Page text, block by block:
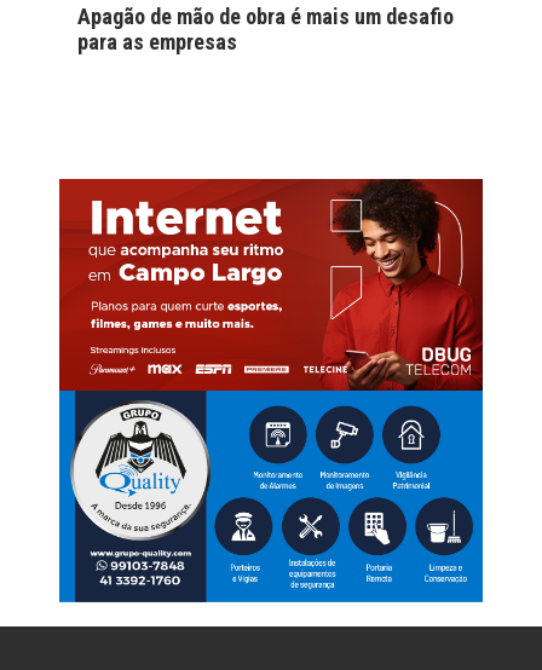
Apagão de mão de obra é mais um desafio
para as empresas